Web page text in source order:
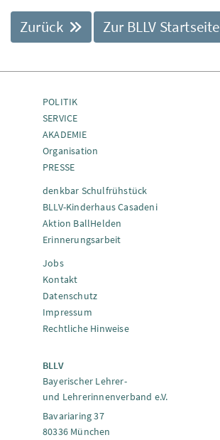
Zurück Zur BLLV Startseite
POLITIK
SERVICE
AKADEMIE
Organisation
PRESSE
denkbar Schulfrühstück
BLLV-Kinderhaus Casadeni
Aktion BallHelden
Erinnerungsarbeit
Jobs
Kontakt
Datenschutz
Impressum
Rechtliche Hinweise
BLLV
Bayerischer Lehrer-
und Lehrerinnenverband e.V.
Bavariaring 37
80336 München